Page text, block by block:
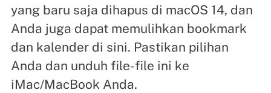
yang baru saja dihapus di macOS 14, dan
Anda juga dapat memulihkan bookmark
dan kalender di sini. Pastikan pilihan
Anda dan unduh file-file ini ke
iMac/MacBook Anda.